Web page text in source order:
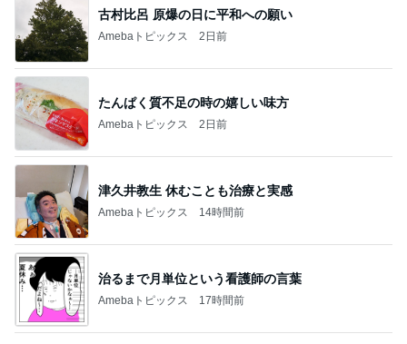
古村比呂 原爆の日に平和への願い
Amebaトピックス 2日前
たんぱく質不足の時の嬉しい味方
Amebaトピックス 2日前
津久井教生 休むことも治療と実感
Amebaトピックス 14時間前
治るまで月単位という看護師の言葉
Amebaトピックス 17時間前